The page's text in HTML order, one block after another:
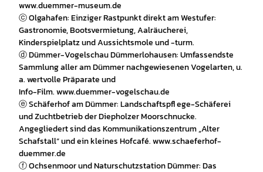
www.duemmer-museum.de
ⓒ Olgahafen: Einziger Rastpunkt direkt am Westufer:
Gastronomie, Bootsvermietung, Aalräucherei,
Kinderspielplatz und Aussichtsmole und -turm.
ⓓ Dümmer-Vogelschau Dümmerlohausen: Umfassendste
Sammlung aller am Dümmer nachgewiesenen Vogelarten, u.
a. wertvolle Präparate und
Info-Film. www.duemmer-vogelschau.de
ⓔ Schäferhof am Dümmer: Landschaftspfl ege-Schäferei
und Zuchtbetrieb der Diepholzer Moorschnucke.
Angegliedert sind das Kommunikationszentrum „Alter
Schafstall“ und ein kleines Hofcafé. www.schaeferhof-
duemmer.de
ⓕ Ochsenmoor und Naturschutzstation Dümmer: Das